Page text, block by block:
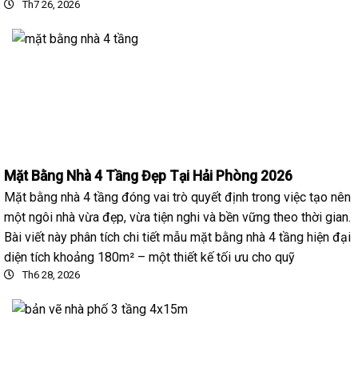
Th7 26, 2026
Mặt Bằng Nhà 4 Tầng Đẹp Tại Hải Phòng 2026
Mặt bằng nhà 4 tầng đóng vai trò quyết định trong việc tạo nên
một ngôi nhà vừa đẹp, vừa tiện nghi và bền vững theo thời gian.
Bài viết này phân tích chi tiết mẫu mặt bằng nhà 4 tầng hiện đại
diện tích khoảng 180m² – một thiết kế tối ưu cho quỹ
Th6 28, 2026